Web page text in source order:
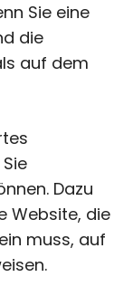
Sie eine
die
auf dem
Dazu
Website, die
muss, auf